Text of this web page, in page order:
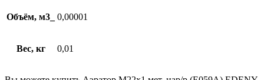
Объём, м3_ 0,00001
Вес, кг 0,01